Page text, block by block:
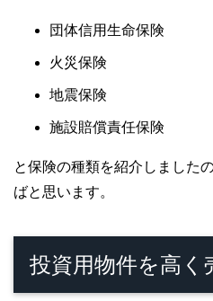
団体信用生命保険
火災保険
地震保険
施設賠償責任保険
と保険の種類を紹介しました
ばと思います。
投資用物件を高